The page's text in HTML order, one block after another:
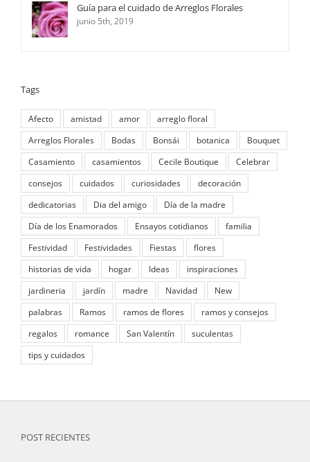
Guía para el cuidado de Arreglos Florales
junio 5th, 2019
Tags
Afecto amistad amor
arreglo floral
Arreglos Florales
Bodas Bonsái botanica
Bouquet
Casamiento
casamientos Cecile Boutique
Celebrar
consejos
cuidados curiosidades
decoración
dedicatorias
Dia del amigo
Día de la madre
Día de los Enamorados
Ensayos cotidianos
familia
Festividad
Festividades Fiestas
flores
historias de vida
hogar Ideas
inspiraciones
jardineria
jardín madre Navidad
New
palabras
Ramos ramos de flores
ramos y consejos
regalos
romance San Valentín
suculentas
tips y cuidados
POST RECIENTES